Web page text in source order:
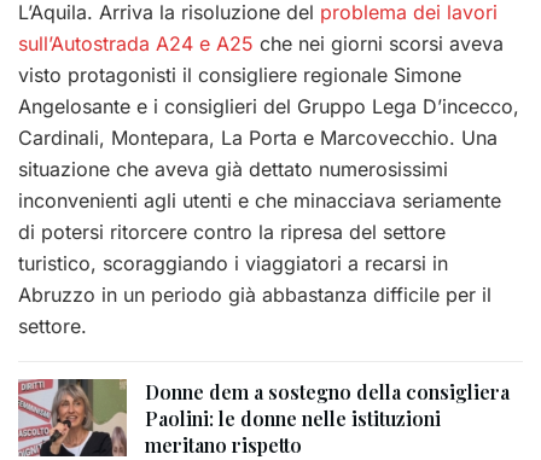
L’Aquila. Arriva la risoluzione del problema dei lavori
sull’Autostrada A24 e A25 che nei giorni scorsi aveva
visto protagonisti il consigliere regionale Simone
Angelosante e i consiglieri del Gruppo Lega D’incecco,
Cardinali, Montepara, La Porta e Marcovecchio. Una
situazione che aveva già dettato numerosissimi
inconvenienti agli utenti e che minacciava seriamente
di potersi ritorcere contro la ripresa del settore
turistico, scoraggiando i viaggiatori a recarsi in
Abruzzo in un periodo già abbastanza difficile per il
settore.
Donne dem a sostegno della consigliera
Paolini: le donne nelle istituzioni
meritano rispetto